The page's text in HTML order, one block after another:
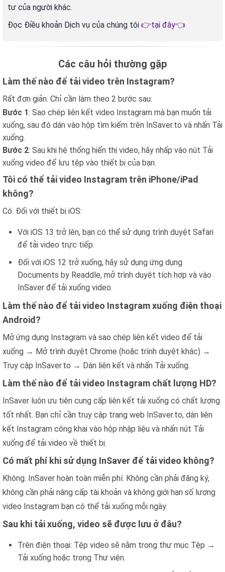
tư của người khác.
Đọc Điều khoản Dịch vụ của chúng tôi 👉tại đây👈
Các câu hỏi thường gặp
Làm thế nào để tải video trên Instagram?
Rất đơn giản. Chỉ cần làm theo 2 bước sau:
Bước 1: Sao chép liên kết video Instagram mà bạn muốn tải
xuống, sau đó dán vào hộp tìm kiếm trên InSaver.to và nhấn Tải
xuống.
Bước 2: Sau khi hệ thống hiển thị video, hãy nhấp vào nút Tải
xuống video để lưu tệp vào thiết bị của bạn.
Tôi có thể tải video Instagram trên iPhone/iPad
không?
Có. Đối với thiết bị iOS:
Với iOS 13 trở lên, bạn có thể sử dụng trình duyệt Safari
để tải video trực tiếp.
Đối với iOS 12 trở xuống, hãy sử dụng ứng dụng
Documents by Readdle, mở trình duyệt tích hợp và vào
InSaver để tải xuống video.
Làm thế nào để tải video Instagram xuống điện thoại
Android?
Mở ứng dụng Instagram và sao chép liên kết video để tải
xuống → Mở trình duyệt Chrome (hoặc trình duyệt khác) →
Truy cập InSaver.to → Dán liên kết và nhấn Tải xuống.
Làm thế nào để tải video Instagram chất lượng HD?
InSaver luôn ưu tiên cung cấp liên kết tải xuống có chất lượng
tốt nhất. Bạn chỉ cần truy cập trang web InSaver.to, dán liên
kết Instagram công khai vào hộp nhập liệu và nhấn nút Tải
xuống để tải video về thiết bị.
Có mất phí khi sử dụng InSaver để tải video không?
Không. InSaver hoàn toàn miễn phí. Không cần phải đăng ký,
không cần phải nâng cấp tài khoản và không giới hạn số lượng
video Instagram bạn có thể tải xuống mỗi ngày.
Sau khi tải xuống, video sẽ được lưu ở đâu?
Trên điện thoại: Tệp video sẽ nằm trong thư mục Tệp →
Tải xuống hoặc trong Thư viện.